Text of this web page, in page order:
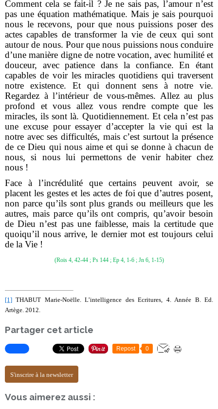
Comment cela se fait-il ? Je ne sais pas, l’amour n’est
pas une équation mathématique. Mais je sais pourquoi
nous le recevons, pour que nous puissions poser des
actes capables de transformer la vie de ceux qui sont
autour de nous. Pour que nous puissions nous conduire
d’une manière digne de notre vocation, avec humilité et
douceur, avec patience dans la confiance. En étant
capables de voir les miracles quotidiens qui traversent
notre existence. Et qui donnent sens à notre vie.
Regardez à l’intérieur de vous-mêmes. Allez au plus
profond et vous allez vous rendre compte que les
miracles, ils sont là. Quotidiennement. Et cela n’est pas
une excuse pour essayer d’accepter la vie qui est la
notre avec ses difficultés, mais c’est surtout la présence
de ce Dieu qui nous aime et qui se donne à chacun de
nous, si nous lui permettons de venir habiter chez
nous !
Face à l’incrédulité que certains peuvent avoir, se
placent les gestes et les actes de foi que d’autres posent,
non parce qu’ils sont plus grands ou meilleurs que les
autres, mais parce qu’ils ont compris, qu’avoir besoin
de Dieu n’est pas une faiblesse, mais la certitude que
quoiqu’il nous arrive, le dernier mot est toujours celui
de la Vie !
(Rois 4, 42-44 ; Ps 144 ; Ep 4, 1-6 ; Jn 6, 1-15)
[1] THABUT Marie-Noëlle. L’intelligence des Ecritures, 4. Année B. Ed.
Artège. 2012.
Partager cet article
Repost 0
S'inscrire à la newsletter
Vous aimerez aussi :